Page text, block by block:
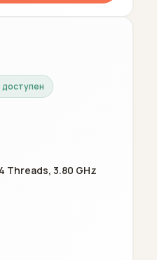
доступен
Threads, 3.80 GHz